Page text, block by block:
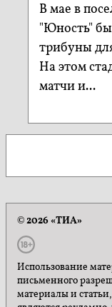
В мае в
"Юность"
трибуны
На этом
матчи и...
© 2026 «ТИА»
Использование
письменного
материалы и